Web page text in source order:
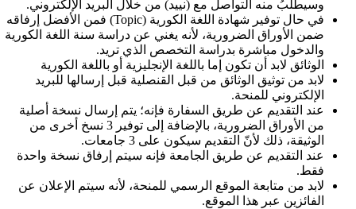
وسيطْلَبُ منه التواصل مع (نييد) من خلال البريد الإلكتروني.
في حال توفير شهادة اللغة الكورية (Topic) فمن الأفضل إرفاقه
ضمن الأوراق الضرورية، لأنه يغني عن دراسة سنة اللغة الكورية
والدخول مباشرة بدراسة التخصص الذي تريد.
الوثائق لابد أن تكون إما باللغة الإنجليزية أو باللغة الكورية
لابد من توثيق الوثائق من قبل القنصلية قبل إرسالها للبريد
الإلكتروني للمنحة.
عند التقديم عن طريق السفارة فإنه؛ يتم إرسال نسخة أصلية
من الأوراق الضرورية، بالإضافة إلى توفير 3 نسخ أخرى من
الوثيقة، ذلك لأنّ التقديم سيكون على 3 جامعات.
عند التقديم عن طريق الجامعة فإنه سيتم إرفاق نسخة واحدة
فقط.
لابد من متابعة الموقع الرسمي للمنحة، لأنه سيتم الإعلان عن
الفائزين عبر هذا الموقع.